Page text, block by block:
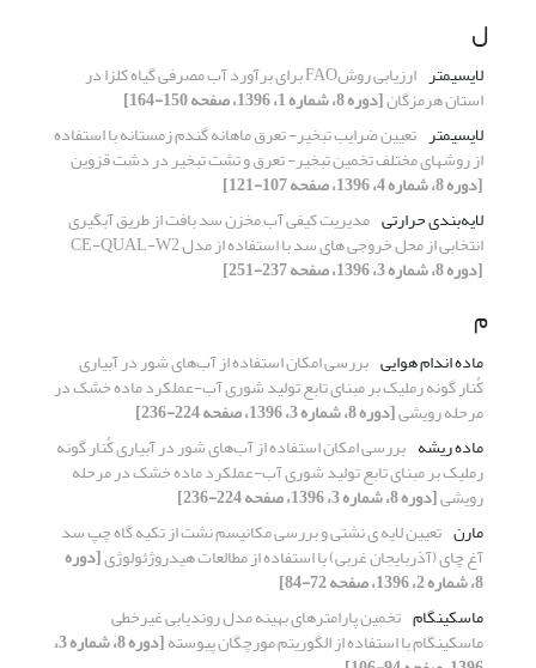
ل
لایسیمتر ارزیابی روشFAO برای برآورد آب مصرفی گیاه کلزا در
استان هرمزگان[دوره 8، شماره 1، 1396، صفحه 150-164]
لایسیمتر تعیین ضرایب تبخیر- تعرق ماهانه گندم زمستانه با استفاده
از روشهای مختلف تخمین تبخیر- تعرق و تشت تبخیر در دشت قزوین
[دوره 8، شماره 4، 1396، صفحه 107-121]
لایه‌بندی حرارتی مدیریت کیفی آب مخزن سد بافت از طریق آبگیری
انتخابی از محل خروجی های سد با استفاده از مدل CE-QUAL-W2
[دوره 8، شماره 3، 1396، صفحه 237-251]
م
ماده اندام هوایی بررسی امکان استفاده از آب‌های شور در آبیاری
کُنار گونه رملیک بر مبنای تابع تولید شوری آب-عملکرد ماده خشک در
مرحله رویشی[دوره 8، شماره 3، 1396، صفحه 224-236]
ماده ریشه بررسی امکان استفاده از آب‌های شور در آبیاری کُنار گونه
رملیک بر مبنای تابع تولید شوری آب-عملکرد ماده خشک در مرحله
رویشی[دوره 8، شماره 3، 1396، صفحه 224-236]
مارن تعیین لایه ی نشتی و بررسی مکانیسم نشت از تکیه گاه چپ سد
آغ چای (آذربایجان غربی) با استفاده از مطالعات هیدروژئولوژی[دوره
8، شماره 2، 1396، صفحه 72-84]
ماسکینگام تخمین پارامترهای بهینه مدل روندیابی غیرخطی
ماسکینگام با استفاده از الگوریتم مورچگان پیوسته [دوره 8، شماره 3،